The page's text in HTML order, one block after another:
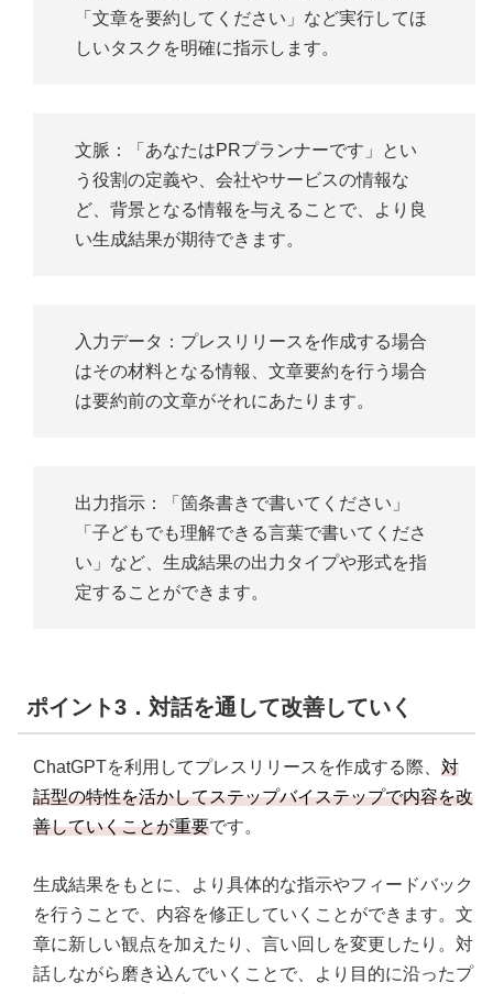
「文章を要約してください」など実行してほ
しいタスクを明確に指示します。
文脈：「あなたはPRプランナーです」とい
う役割の定義や、会社やサービスの情報な
ど、背景となる情報を与えることで、より良
い生成結果が期待できます。
入力データ：プレスリリースを作成する場合
はその材料となる情報、文章要約を行う場合
は要約前の文章がそれにあたります。
出力指示：「箇条書きで書いてください」
「子どもでも理解できる言葉で書いてくださ
い」など、生成結果の出力タイプや形式を指
定することができます。
ポイント3．対話を通して改善していく
ChatGPTを利用してプレスリリースを作成する際、 対
話型の特性を活かしてステップバイステップで内容を改
善していくことが重要です。
生成結果をもとに、より具体的な指示やフィードバック
を行うことで、内容を修正していくことができます。文
章に新しい観点を加えたり、言い回しを変更したり。対
話しながら磨き込んでいくことで、より目的に沿ったプ